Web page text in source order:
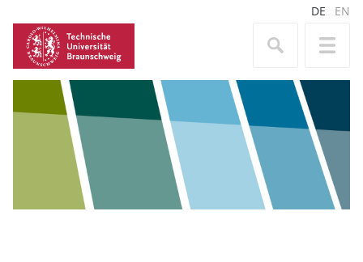
DE EN